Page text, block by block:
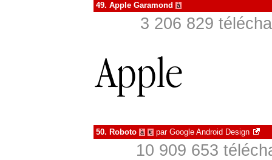
49. Apple Garamond à
3 206 829
50. Roboto à € par Google Android Design
10 909 653